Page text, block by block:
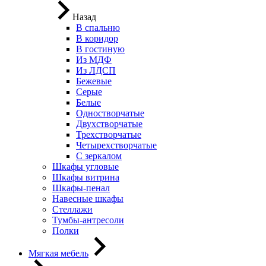
Назад
В спальню
В коридор
В гостиную
Из МДФ
Из ЛДСП
Бежевые
Серые
Белые
Одностворчатые
Двухстворчатые
Трехстворчатые
Четырехстворчатые
С зеркалом
Шкафы угловые
Шкафы витрина
Шкафы-пенал
Навесные шкафы
Стеллажи
Тумбы-антресоли
Полки
Мягкая мебель